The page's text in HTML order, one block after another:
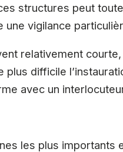
structures peut
vigilance
relativement
difficile
avec un
les plus importants